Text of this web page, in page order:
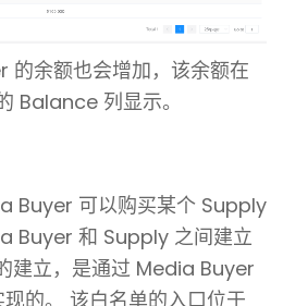
的余额也会增加，该余额在
Balance 列显示。
Buyer 可以购买某个 Supply
Buyer 和 Supply 之间建立
建立，是通过 Media Buyer
的。 该白名单的入口位于